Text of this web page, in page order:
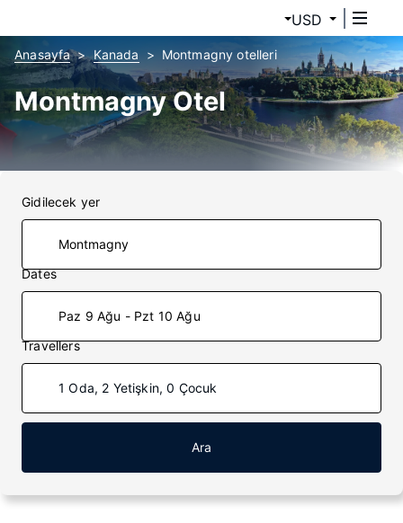
USD
Anasayfa Kanada Montmagny otelleri
Montmagny Otel
Gidilecek yer
Dates
Paz 9 Ağu - Pzt 10 Ağu
Travellers
1 Oda, 2 Yetişkin, 0 Çocuk
Ara